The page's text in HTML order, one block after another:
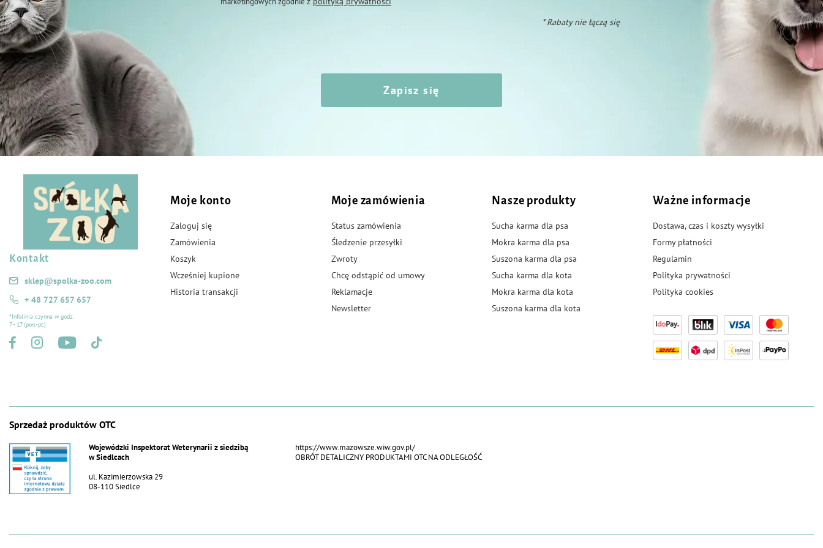
* Rabaty nie łączą się
Zapisz się
Kontakt
sklep@spolka-zoo.com
+ 48 727 657 657
*Infolinia czynna w godz.
7 - 17 (pon.-pt.)
Moje konto
Zaloguj się
Zamówienia
Koszyk
Wcześniej kupione
Historia transakcji
Moje zamówienia
Status zamówienia
Śledzenie przesyłki
Zwroty
Chcę odstąpić od umowy
Reklamacje
Newsletter
Nasze produkty
Sucha karma dla psa
Mokra karma dla psa
Suszona karma dla psa
Sucha karma dla kota
Mokra karma dla kota
Suszona karma dla kota
Ważne informacje
Dostawa, czas i koszty wysyłki
Formy płatności
Regulamin
Polityka prywatności
Polityka cookies
Sprzedaż produktów OTC
Wojewódzki Inspektorat Weterynarii z siedzibą
w Siedlcach
ul. Kazimierzowska 29
08-110 Siedlce
https://www.mazowsze.wiw.gov.pl/
OBRÓT DETALICZNY PRODUKTAMI OTC NA ODLEGŁOŚĆ